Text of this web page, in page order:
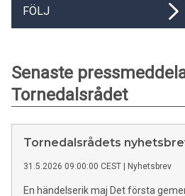
FÖLJ
Senaste
Tornedalsrådet
Tornedalsrådets
31.5.2026 09:00:00 CEST | Nyhetsbrev
En händelserik maj Det första